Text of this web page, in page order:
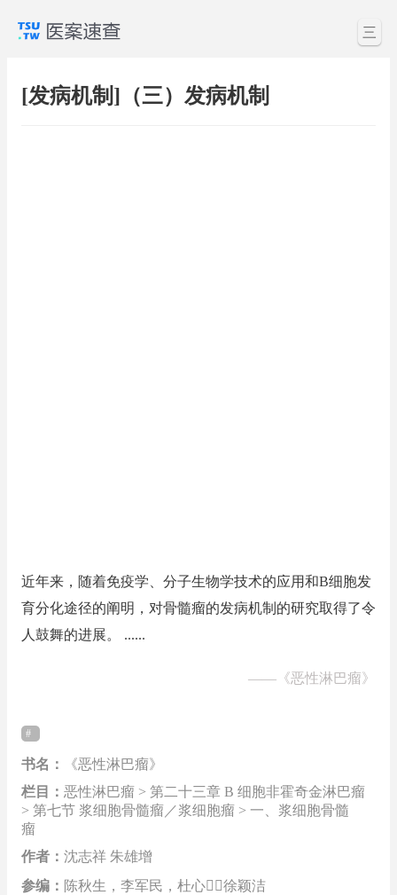
三
[发病机制]（三）发病机制
近年来，随着免疫学、分子生物学技术的应用和B细胞发
育分化途径的阐明，对骨髓瘤的发病机制的研究取得了令
人鼓舞的进展。 ......
—— 《恶性淋巴瘤》
书名：
《恶性淋巴瘤》
栏目： 恶性淋巴瘤 > 第二十三章 B 细胞非霍奇金淋巴瘤
> 第七节 浆细胞骨髓瘤／浆细胞瘤 > 一、浆细胞骨髓
瘤
作者： 沈志祥 朱雄增
参编： 陈秋生，李军民，杜心，徐颖洁